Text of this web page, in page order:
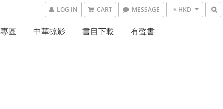
LOG IN CART MESSAGE $ HKD
區 中華掠影 書目下載 有聲書